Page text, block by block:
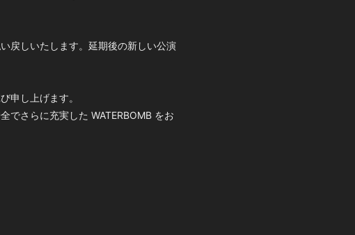
戻しいたします。延期後の新しい公演
申し上げます。
でさらに充実した WATERBOMB をお